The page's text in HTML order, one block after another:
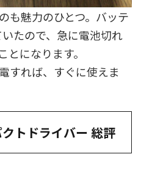
も魅力のひとつ。バッテ
たので、急に電池切れ
になります。
すれば、すぐに使えま
トドライバー 総評